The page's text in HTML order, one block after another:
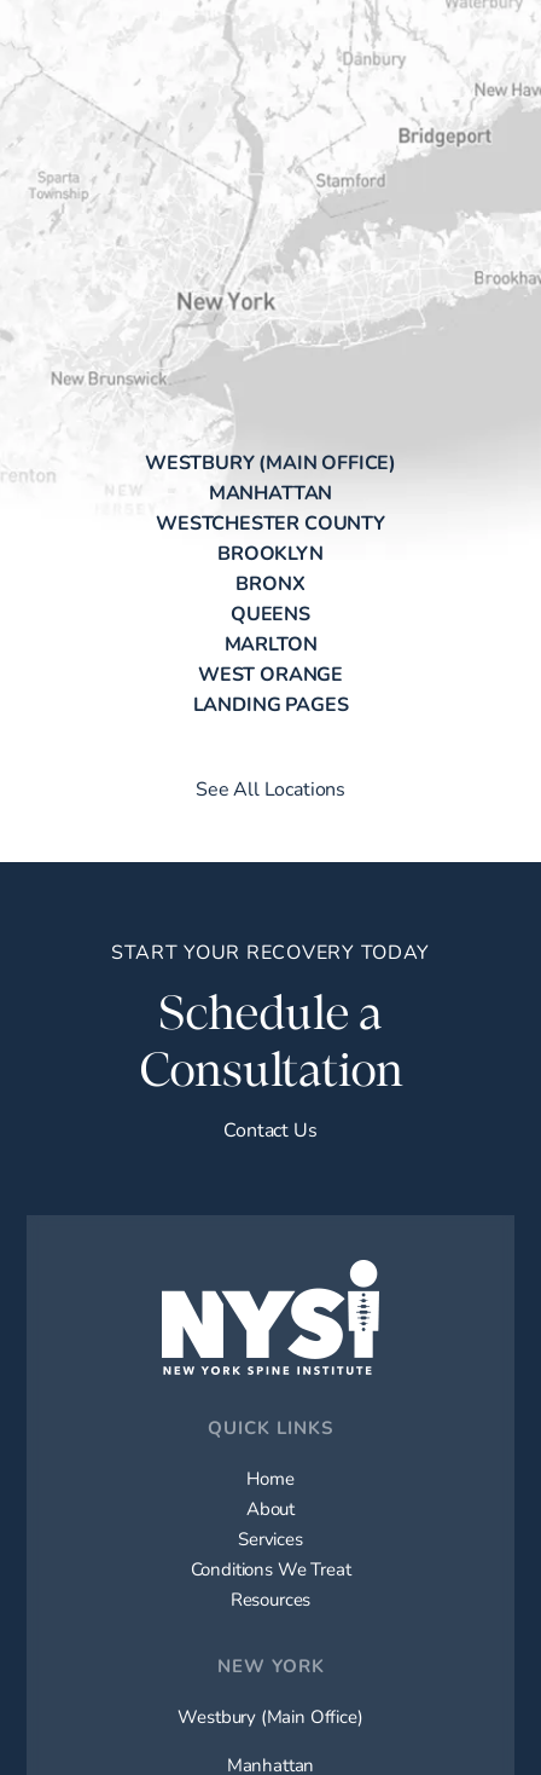
WESTBURY (MAIN OFFICE)
MANHATTAN
WESTCHESTER COUNTY
BROOKLYN
BRONX
QUEENS
MARLTON
WEST ORANGE
LANDING PAGES
See All Locations
START YOUR RECOVERY TODAY
Schedule a
Consultation
Contact Us
QUICK LINKS
Home
About
Services
Conditions We Treat
Resources
NEW YORK
Westbury (Main Office)
Manhattan